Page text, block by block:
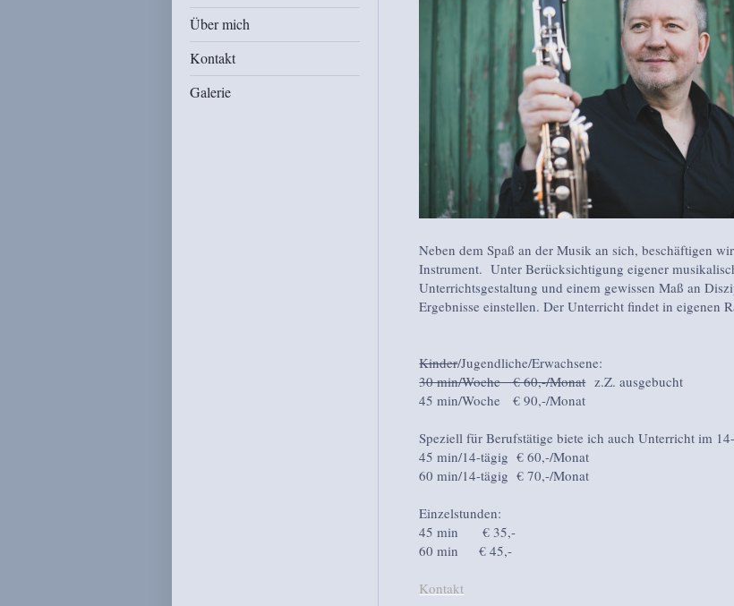
Über mich
Kontakt
Galerie
Neben dem Spaß an der Musik an sich, beschäftigen
Instrument. Unter Berücksichtigung eigener
Unterrichtsgestaltung und einem gewissen Maß an
Ergebnisse einstellen. Der Unterricht findet in eigenen
Kinder/Jugendliche/Erwachsene:
30 min/Woche € 60,-/Monatz.Z. ausgebucht
45 min/Woche € 90,-/Monat
Speziell für Berufstätige biete ich auch Unterricht im
45 min/14-tägig € 60,-/Monat
60 min/14-tägig € 70,-/Monat
Einzelstunden:
45 min € 35,-
60 min € 45,-
Kontakt